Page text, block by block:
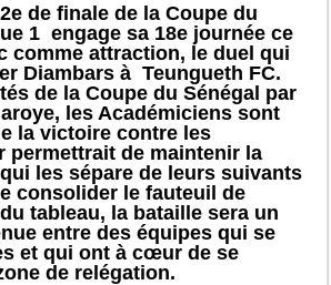
de finale de la Coupe du
1 engage sa 18e journée ce
comme attraction, le duel qui
Diambars à Teungueth FC.
de la Coupe du Sénégal par
les Académiciens sont
la victoire contre les
permettrait de maintenir la
les sépare de leurs suivants
consolider le fauteuil de
tableau, la bataille sera un
entre des équipes qui se
et qui ont à cœur de se
de relégation.